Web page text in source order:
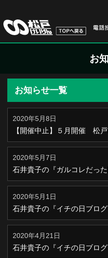
お
お知らせ一覧
2020年5月8日
【開催中止】５月開催 松
2020年5月7日
石井貴子の『ガルコレだっ
2020年5月1日
石井貴子の『イチの日ブロ
2020年4月21日
石井貴子の『イチの日ブロ